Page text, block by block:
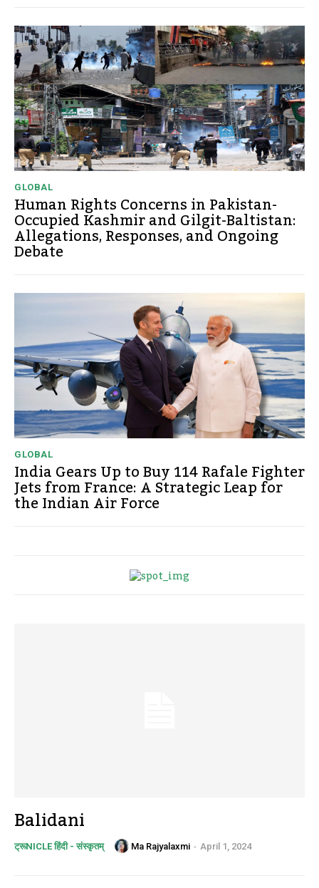
GLOBAL
Human Rights Concerns in Pakistan-
Occupied Kashmir and Gilgit-Baltistan:
Allegations, Responses, and Ongoing
Debate
GLOBAL
India Gears Up to Buy 114 Rafale Fighter
Jets from France: A Strategic Leap for
the Indian Air Force
Balidani
ट्रूNICLE हिंदी - संस्कृतम् Ma Rajyalaxmi - April 1, 2024